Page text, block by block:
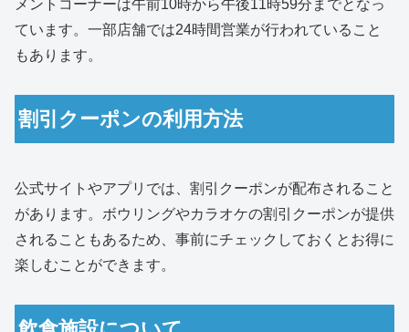
メントコーナーは午前10時から午後11時59分までとなっ
ています。一部店舗では24時間営業が行われていること
もあります。
割引クーポンの利用方法
公式サイトやアプリでは、割引クーポンが配布されること
があります。ボウリングやカラオケの割引クーポンが提供
されることもあるため、事前にチェックしておくとお得に
楽しむことができます。